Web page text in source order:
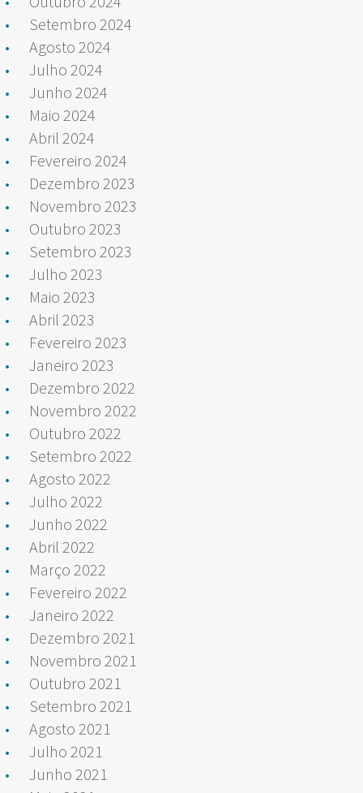
Setembro 2024
Agosto 2024
Julho 2024
Junho 2024
Maio 2024
Abril 2024
Fevereiro 2024
Dezembro 2023
Novembro 2023
Outubro 2023
Setembro 2023
Julho 2023
Maio 2023
Abril 2023
Fevereiro 2023
Janeiro 2023
Dezembro 2022
Novembro 2022
Outubro 2022
Setembro 2022
Agosto 2022
Julho 2022
Junho 2022
Abril 2022
Março 2022
Fevereiro 2022
Janeiro 2022
Dezembro 2021
Novembro 2021
Outubro 2021
Setembro 2021
Agosto 2021
Julho 2021
Junho 2021